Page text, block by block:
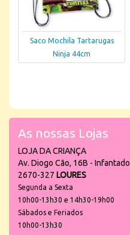
Saco Mochila Tartarugas
Ninja 44cm
As nossas Lojas
LOJA DA CRIANÇA
Av. Diogo Cão, 16B - Infantado
2670-327 LOURES
Segunda a Sexta
10h00-13h30 e 14h30-19h00
Sábados e Feriados
10h00-13h30